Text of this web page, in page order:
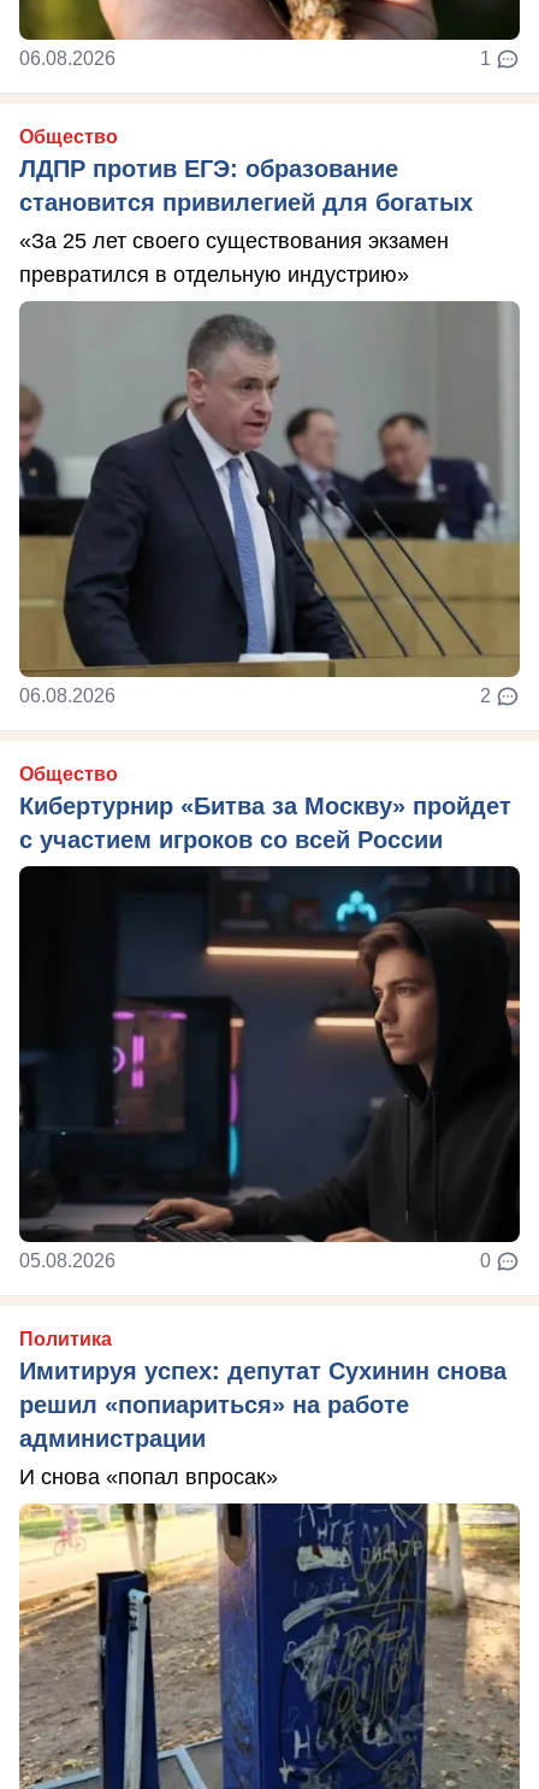
06.08.2026 1
Общество
ЛДПР против ЕГЭ: образование
становится привилегией для богатых
«За 25 лет своего существования экзамен
превратился в отдельную индустрию»
06.08.2026 2
Общество
Кибертурнир «Битва за Москву» пройдет
с участием игроков со всей России
05.08.2026 0
Политика
Имитируя успех: депутат Сухинин снова
решил «попиариться» на работе
администрации
И снова «попал впросак»